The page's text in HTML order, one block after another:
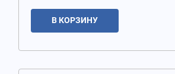
В КОРЗИНУ